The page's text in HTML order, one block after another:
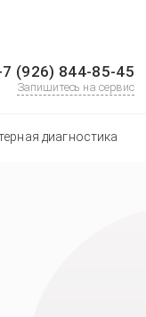
(926) 844-85-45
Запишитесь на сервис
диагностика